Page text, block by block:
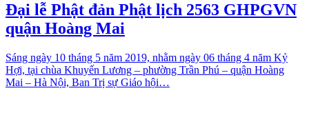
Đại lễ Phật đản Phật lịch 2563 GHPGVN
quận Hoàng Mai
Sáng ngày 10 tháng 5 năm 2019, nhằm ngày 06 tháng 4 năm Kỷ
Hợi, tại chùa Khuyến Lương – phường Trần Phú – quận Hoàng
Mai – Hà Nội, Ban Trị sự Giáo hội…